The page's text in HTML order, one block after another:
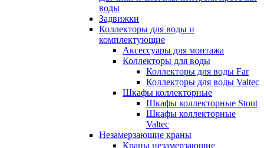
воды
Задвижки
Коллекторы для воды и
комплектующие
Аксессуары для монтажа
Коллекторы для воды
Коллекторы для воды Far
Коллекторы для воды Valtec
Шкафы коллекторные
Шкафы коллекторные Stout
Шкафы коллекторные
Valtec
Незамерзающие краны
Краны незамерзающие